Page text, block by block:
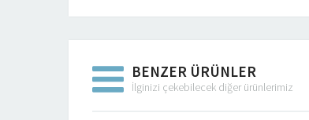
BENZER ÜRÜNLER
İlginizi çekebilecek diğer ürünlerimiz